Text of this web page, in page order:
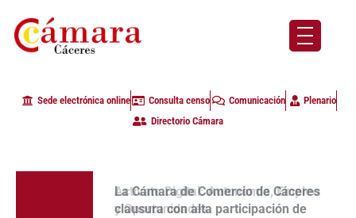
Sede electrónica online Consulta censo Comunicación
Plenario
Directorio Cámara
La Cámara de Comercio de Cáceres
clausura con alta participación de